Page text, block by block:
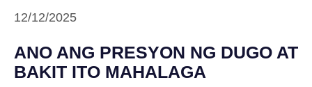
12/12/2025
ANO ANG PRESYON NG DUGO AT
BAKIT ITO MAHALAGA